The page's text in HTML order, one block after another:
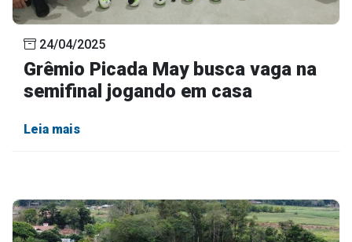
24/04/2025
Grêmio Picada May busca vaga na
semifinal jogando em casa
Leia mais